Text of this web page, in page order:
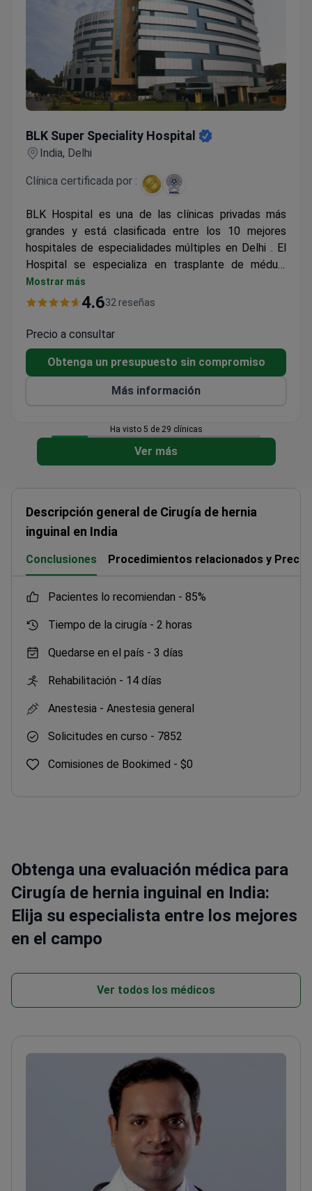
BLK Super Speciality Hospital
India, Delhi
Clínica certificada por :
BLK Hospital es una de las clínicas privadas más
grandes y está clasificada entre los 10 mejores
hospitales de especialidades múltiples en Delhi . El
Hospital se especializa en trasplante de médula
ósea, tratamiento del cáncer, cirugía bariátrica y
cardiología. BLK Hospital monitorea las innovaciones
diagnóstico y terapéuticos de los mejores hospitales
europeos.
Mostrar más
4.632 reseñas
Precio a consultar
Obtenga un presupuesto sin compromiso
Más información
Ha visto 5 de 29 clínicas
Ver más
Descripción general de Cirugía de hernia
inguinal en India
Conclusiones Procedimientos relacionados y
pacientes lo recomiendan - 85%
Tiempo de la cirugía - 2 horas
Quedarse en el país - 3 días
Rehabilitación - 14 días
Anestesia - Anestesia general
Solicitudes en curso - 7852
Comisiones de Bookimed - $0
Obtenga una evaluación médica para
Cirugía de hernia inguinal en India:
Elija su especialista entre los mejores
en el campo
Ver todos los médicos